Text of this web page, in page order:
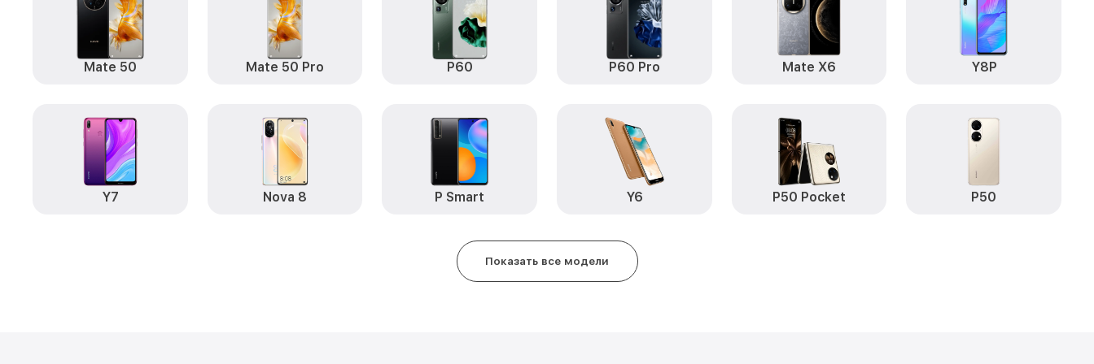
Замена аккумулятора Mate X3 Huawei Заказать
Замена задней крышки Mate X3 Huawei Заказать
Замена стекла Mate X3 Huawei
Замена датчика приближения Mate X3 Huawei
Замена вибромотора Mate X3 Huawei
Mate 50 Mate 50 Pro P60 P60 Pro Mate X6 Y8P
Y7 Nova 8 P Smart Y6 P50 Pocket P50
Показать все модели